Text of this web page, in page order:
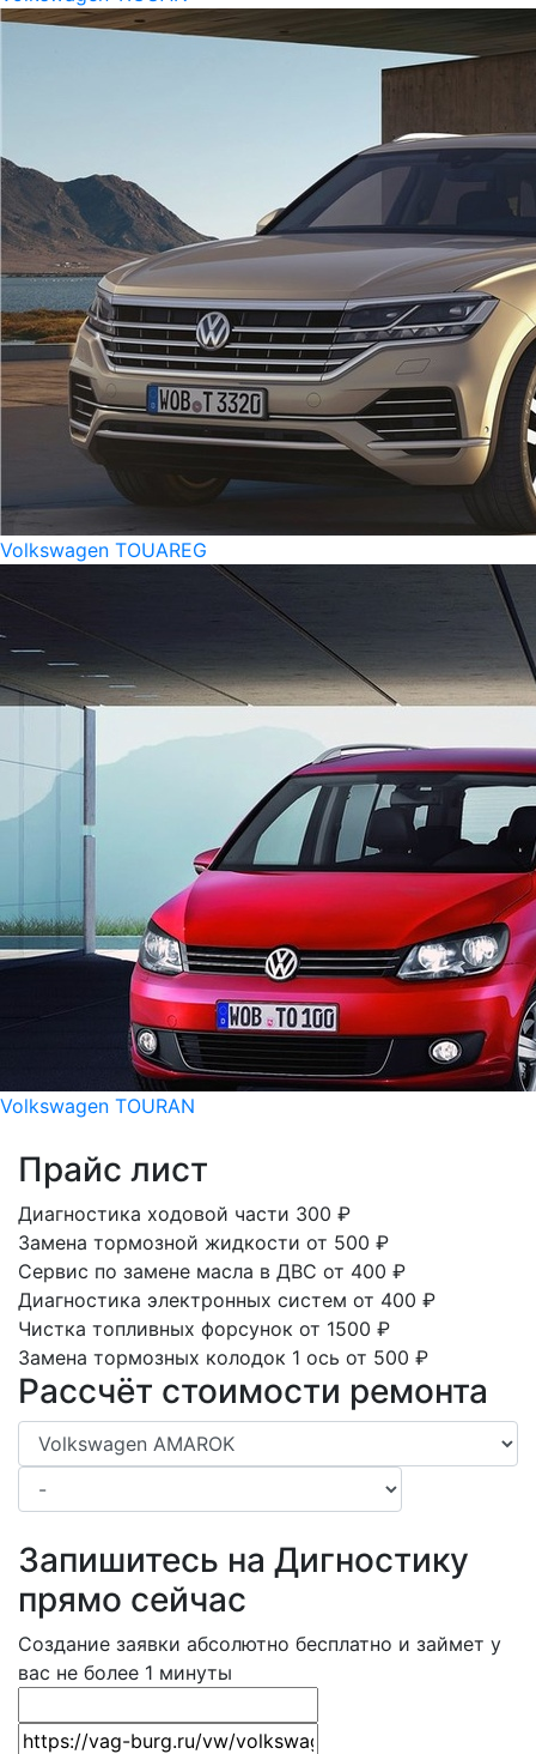
Volkswagen TOUAREG
Volkswagen TOURAN
Прайс лист
Диагностика ходовой части 300 ₽
Замена тормозной жидкости от 500 ₽
Сервис по замене масла в ДВС от 400 ₽
Диагностика электронных систем от 400 ₽
Чистка топливных форсунок от 1500 ₽
Замена тормозных колодок 1 ось от 500 ₽
Рассчёт стоимости ремонта
Запишитесь на Дигностику
прямо сейчас
Создание заявки абсолютно бесплатно и займет у
вас не более 1 минуты